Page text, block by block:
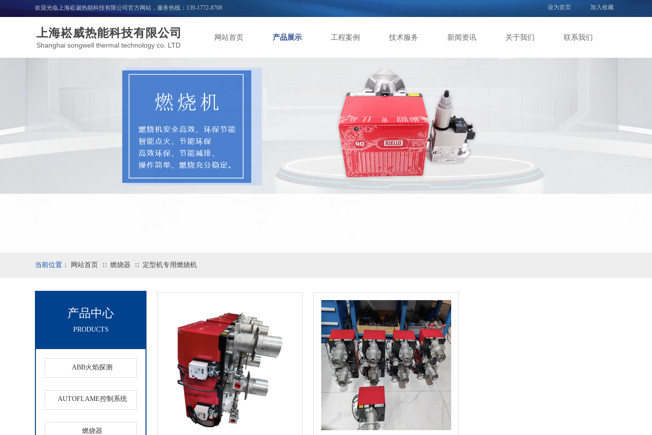
设为首页 加入收藏
欢迎光临上海崧崴热能科技有限公司官方网站，服务热线： 139-1772-8708
网站首页 产品展示 工程案例 技术服务 新闻资讯 关于我们 联系我们
上海崧威热能科技有限公司
Shanghai songwell thermal technology co. LTD
当前位置： 网站首页 ∷ 燃烧器 ∷ 定型机专用燃烧机
产品中心
PRODUCTS
ABB火焰探测
AUTOFLAME控制系统
燃烧器